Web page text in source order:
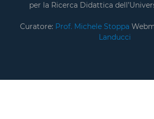
per la Ricerca Didattica
Curatore: Prof. Michele Stoppa
Landucci